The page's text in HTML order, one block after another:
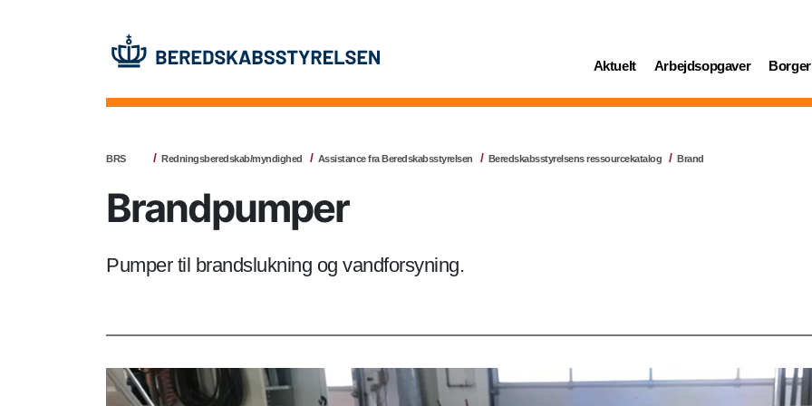
Aktuelt
(current) Arbejdsopgaver
(current) Borger
(current)
BRS Redningsberedskab/myndighed Assistance fra Beredskabsstyrelsen Beredskabsstyrelsens ressourcekatalog Brand
Brandpumper
Pumper til brandslukning og vandforsyning.